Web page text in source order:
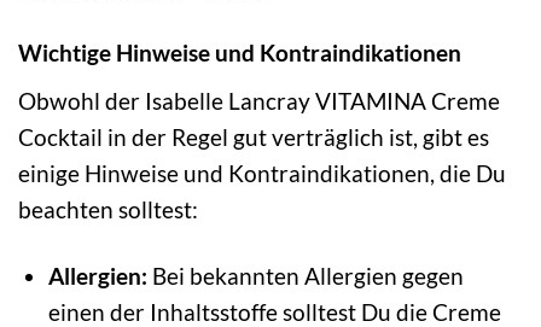
Wichtige Hinweise und Kontraindikationen
Obwohl der Isabelle Lancray VITAMINA Creme
Cocktail in der Regel gut verträglich ist, gibt es
einige Hinweise und Kontraindikationen, die Du
beachten solltest:
Allergien: Bei bekannten Allergien gegen
einen der Inhaltsstoffe solltest Du die Creme